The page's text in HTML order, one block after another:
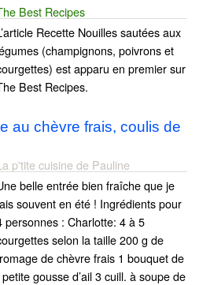
Best Recipes
Recette Nouilles sautées aux
(champignons, poivrons et
est apparu en premier sur
Best Recipes.
au chèvre frais, coulis de
p'tite cuisine de Pauline
belle entrée bien fraîche que je
souvent en été ! Ingrédients pour
personnes : Charlotte: 4 à 5
selon la taille 200 g de
de chèvre frais 1 bouquet de
gousse d’ail 3 cuill. à soupe de